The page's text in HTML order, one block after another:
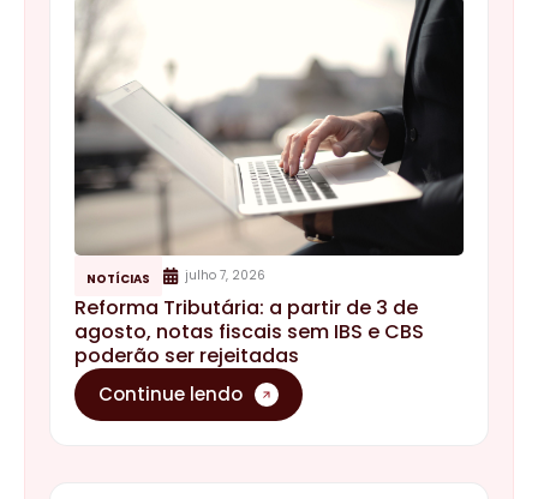
NOTÍCIAS julho 7, 2026
Reforma Tributária: a partir de 3 de
agosto, notas fiscais sem IBS e CBS
poderão ser rejeitadas
Continue lendo